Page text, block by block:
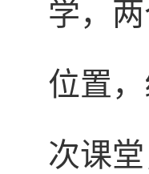
学，
位置
次课